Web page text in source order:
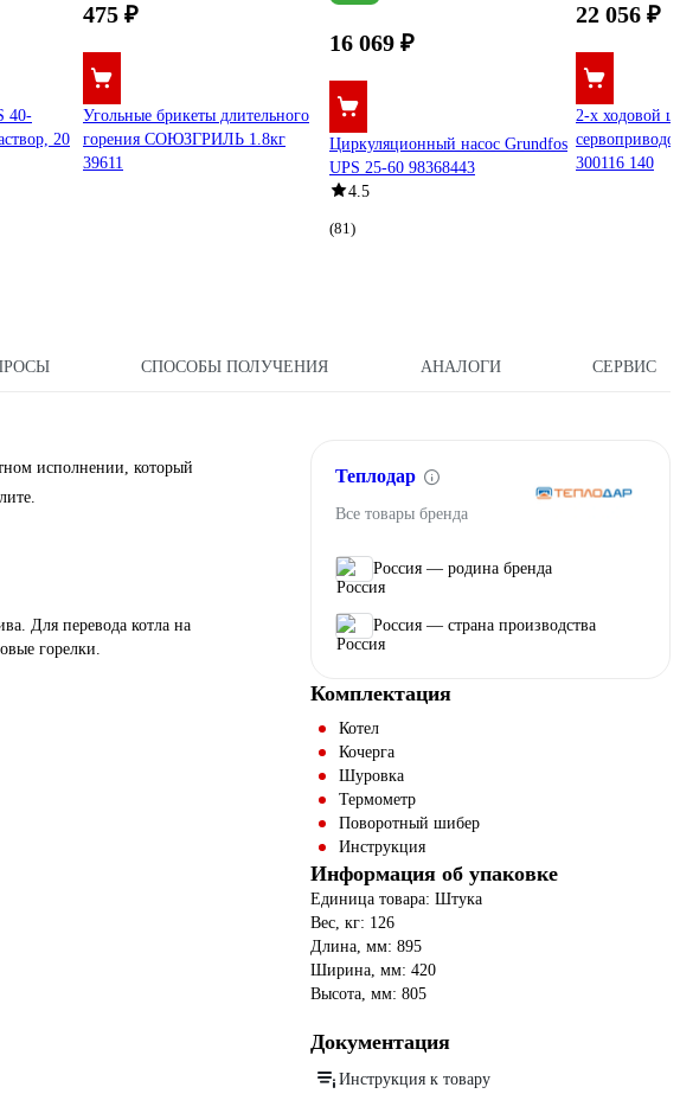
40-
20
475 ₽
Угольные брикеты длительного
горения СОЮЗГРИЛЬ 1.8кг
39611
16 069 ₽
Циркуляционный насос Grundfos
UPS 25-60 98368443
4.5
(81)
22 056 ₽
2-х ходовой
300116 140
СПОСОБЫ ПОЛУЧЕНИЯ АНАЛОГИ СЕРВИС
исполнении, который
Для перевода котла на
горелки.
Теплодар
Все товары бренда
Россия — родина бренда
Россия — страна производства
Комплектация
Котел
Кочерга
Шуровка
Термометр
Поворотный шибер
Инструкция
Информация об упаковке
Единица товара: Штука
Вес, кг: 126
Длина, мм: 895
Ширина, мм: 420
Высота, мм: 805
Документация
Инструкция к товару